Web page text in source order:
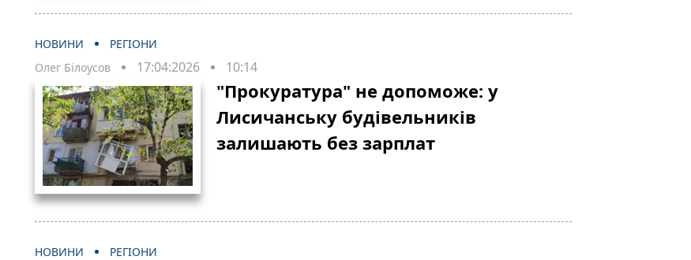
НОВИНИ
РЕГІОНИ
Олег Білоусов
17:04:2026 10:14
"Прокуратура" не допоможе: у
Лисичанську будівельників
залишають без зарплат
НОВИНИ
РЕГІОНИ